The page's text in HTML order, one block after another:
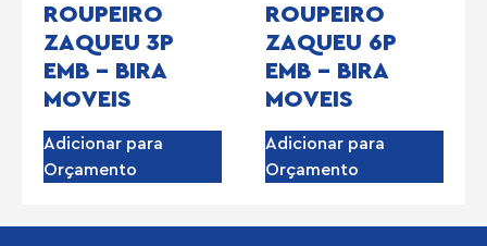
ROUPEIRO
ZAQUEU 3P
EMB – BIRA
MOVEIS
Adicionar para
Orçamento
ROUPEIRO
ZAQUEU 6P
EMB – BIRA
MOVEIS
Adicionar para
Orçamento